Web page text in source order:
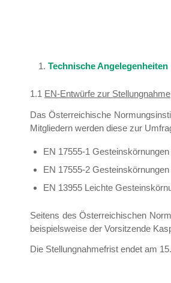
Technische Angelegenheiten
1.1 EN-Entwürfe zur Stellungnahme
Das Österreichische
Mitgliedern werden diese zur
EN 17555-1
EN 17555-2
EN 13955 Leichte
Seitens des Österreichischen
beispielsweise der Vorsitzende
Die Stellungnahmefrist endet am